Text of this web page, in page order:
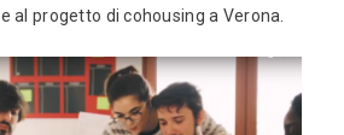
al progetto di cohousing a Verona.